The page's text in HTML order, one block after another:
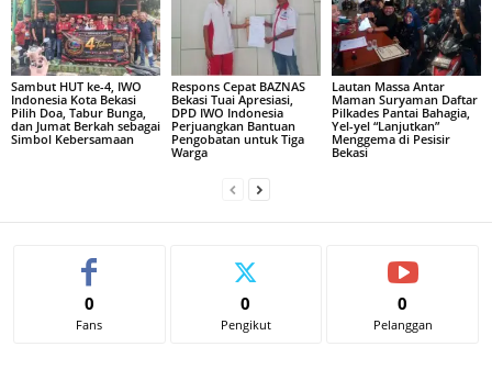
Sambut HUT ke-4, IWO
Indonesia Kota Bekasi
Pilih Doa, Tabur Bunga,
dan Jumat Berkah sebagai
Simbol Kebersamaan
Respons Cepat BAZNAS
Bekasi Tuai Apresiasi,
DPD IWO Indonesia
Perjuangkan Bantuan
Pengobatan untuk Tiga
Warga
Lautan Massa Antar
Maman Suryaman Daftar
Pilkades Pantai Bahagia,
Yel-yel “Lanjutkan”
Menggema di Pesisir
Bekasi
0
Fans
0
Pengikut
0
Pelanggan